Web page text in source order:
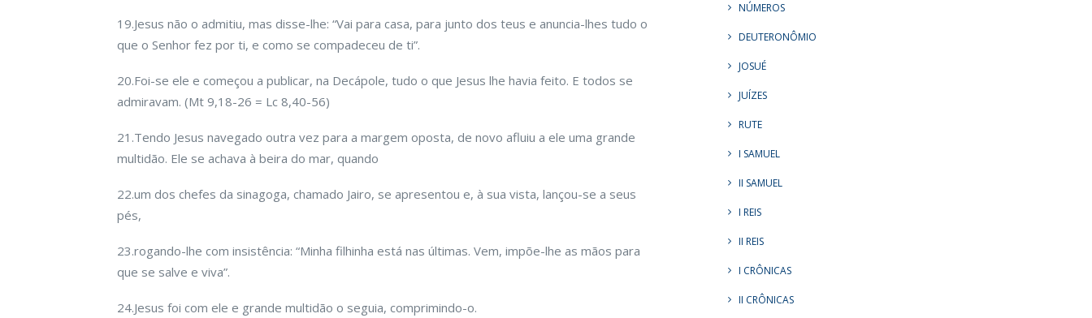
19.Jesus não o admitiu, mas disse-lhe: “Vai para casa, para junto dos teus e anuncia-lhes tudo o
que o Senhor fez por ti, e como se compadeceu de ti”.
20.Foi-se ele e começou a publicar, na Decápole, tudo o que Jesus lhe havia feito. E todos se
admiravam. (Mt 9,18-26 = Lc 8,40-56)
21.Tendo Jesus navegado outra vez para a margem oposta, de novo afluiu a ele uma grande
multidão. Ele se achava à beira do mar, quando
22.um dos chefes da sinagoga, chamado Jairo, se apresentou e, à sua vista, lançou-se a seus
pés,
23.rogando-lhe com insistência: “Minha filhinha está nas últimas. Vem, impõe-lhe as mãos para
que se salve e viva”.
24.Jesus foi com ele e grande multidão o seguia, comprimindo-o.
NÚMEROS
DEUTERONÔMIO
JOSUÉ
JUÍZES
RUTE
I SAMUEL
II SAMUEL
I REIS
II REIS
I CRÔNICAS
II CRÔNICAS